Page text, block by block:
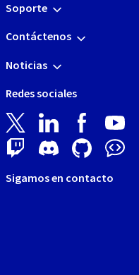
Soporte
Contáctenos
Noticias
Redes sociales
Sigamos en contacto